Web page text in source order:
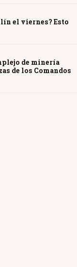
el viernes? Esto
de minería
de los Comandos